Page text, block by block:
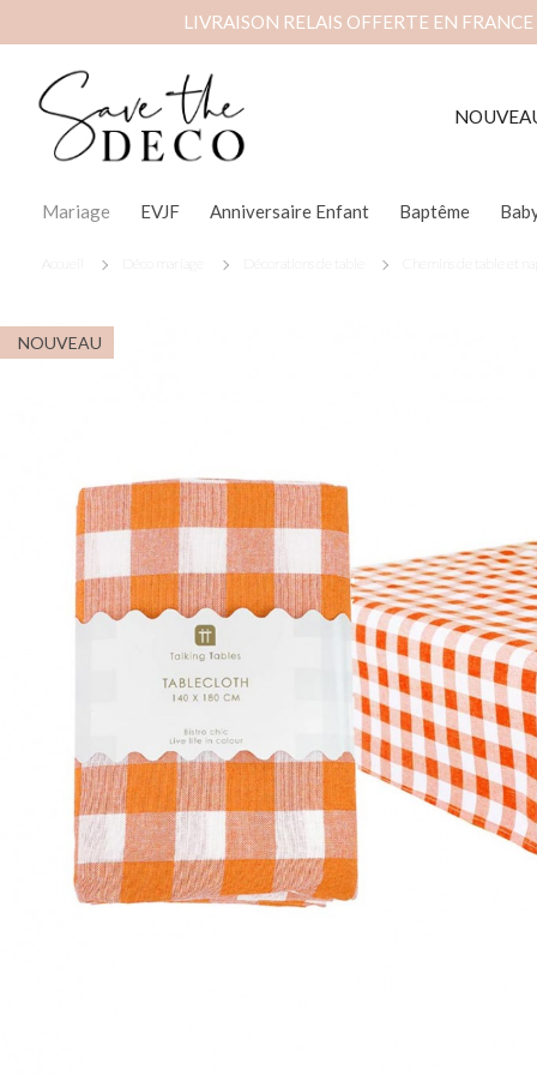
LIVRAISON RELAIS OFFERTE EN
Mariage EVJF Anniversaire Enfant Baptême
Accueil Déco mariage Décorations de table Chemins de table et
NOUVEAU